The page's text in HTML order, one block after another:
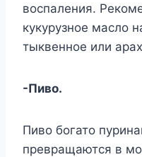
воспаления.
кукурузное масло
тыквенное или
-Пиво.
Пиво богато
превращаются в